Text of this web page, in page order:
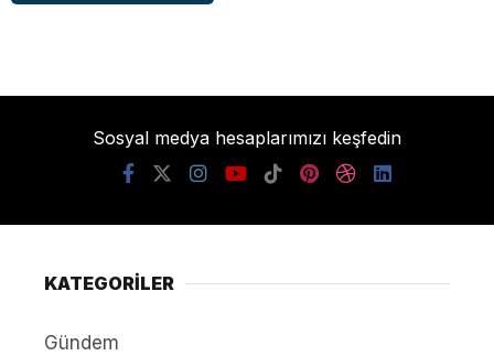
Sosyal medya hesaplarımızı keşfedin
KATEGORİLER
Gündem